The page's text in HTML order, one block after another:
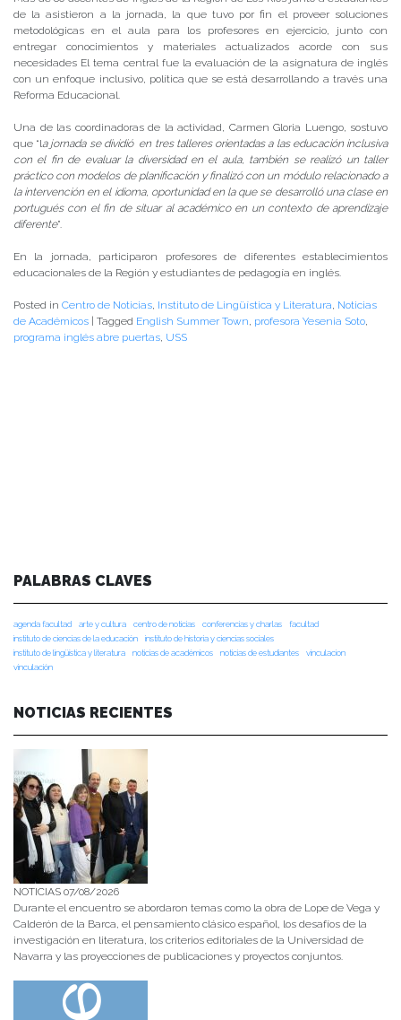
de la asistieron a la jornada, la que tuvo por fin el proveer soluciones
metodológicas en el aula para los profesores en ejercicio, junto con
entregar conocimientos y materiales actualizados acorde con sus
necesidades El tema central fue la evaluación de la asignatura de inglés
con un enfoque inclusivo, política que se está desarrollando a través una
Reforma Educacional.
Una de las coordinadoras de la actividad, Carmen Gloria Luengo, sostuvo
que “la jornada se dividió en tres talleres orientadas a las educación inclusiva
con el fin de evaluar la diversidad en el aula, también se realizó un taller
práctico con modelos de planificación y finalizó con un módulo relacionado a
la intervención en el idioma, oportunidad en la que se desarrolló una clase en
portugués con el fin de situar al académico en un contexto de aprendizaje
diferente”.
En la jornada, participaron profesores de diferentes establecimientos
educacionales de la Región y estudiantes de pedagogía en inglés.
Posted in Centro de Noticias, Instituto de Lingüística y Literatura, Noticias
de Académicos
Tagged English Summer Town, profesora Yesenia Soto,
programa inglés abre puertas, USS
PALABRAS CLAVES
agenda facultad arte y cultura centro de noticias conferencias y charlas
facultad
instituto de ciencias de la educación
instituto de historia y ciencias sociales
instituto de lingüística y literatura
noticias de académicos noticias de estudiantes
vinculacion
vinculación
NOTICIAS RECIENTES
NOTICIAS 07/08/2026
Durante el encuentro se abordaron temas como la obra de Lope de Vega y
Calderón de la Barca, el pensamiento clásico español, los desafíos de la
investigación en literatura, los criterios editoriales de la Universidad de
Navarra y las proyecciones de publicaciones y proyectos conjuntos.